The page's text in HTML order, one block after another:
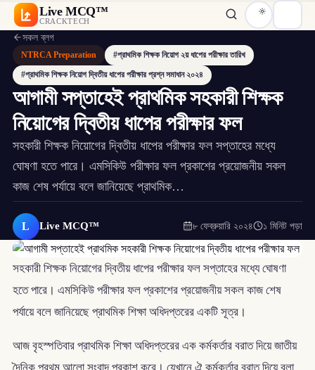
Live MCQ™
CRACKTECH
সকল ব্লগ
NTRCA Preparation #প্রাথমিক শিক্ষক নিয়োগ ২য় ধাপের পরীক্ষার তারিখ
#প্রাথমিক শিক্ষক নিয়োগ দ্বিতীয় ধাপের পরীক্ষার প্রশ্ন সমাধান ২০২৪
আগামী সপ্তাহেই প্রাথমিক সহকারী শিক্ষক
নিয়োগের দ্বিতীয় ধাপের পরীক্ষার ফল
সহকারী শিক্ষক নিয়োগের দ্বিতীয় ধাপের পরীক্ষার ফল সপ্তাহের মধ্যে
ঘোষণা হতে পারে। এমসিকিউ পরীক্ষার ফল প্রকাশের প্রয়োজনীয় সকল
কাজ শেষ পর্যায়ে বলে জানিয়েছে প্রাথমিক…
L Live MCQ™ ৮ ফেব্রুয়ারি ২০২৪ ১ মিনিট পড়া
সহকারী শিক্ষক নিয়োগের দ্বিতীয় ধাপের পরীক্ষার ফল সপ্তাহের মধ্যে ঘোষণা
হতে পারে। এমসিকিউ পরীক্ষার ফল প্রকাশের প্রয়োজনীয় সকল কাজ শেষ
পর্যায়ে বলে জানিয়েছে প্রাথমিক শিক্ষা অধিদপ্তরের একটি সূত্র।
আজ বৃহস্পতিবার প্রাথমিক শিক্ষা অধিদপ্তরের এক কর্মকর্তার বরাত দিয়ে জাতীয়